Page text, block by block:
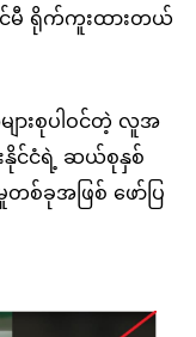
င်မီ ရိုက်ကူးထားတယ်
ျားစုပါဝင်တဲ့ လူအ
နိုင်ငံရဲ့ ဆယ်စုနှစ်
ခုအဖြစ် ဖော်ပြ